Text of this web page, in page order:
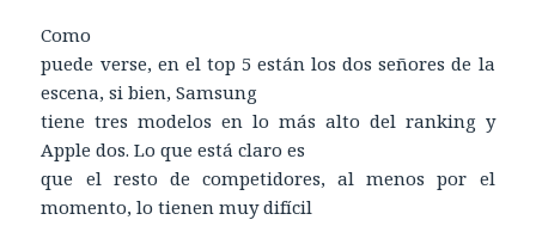
Como
puede verse, en el top 5 están los dos señores de la
escena, si bien, Samsung
tiene tres modelos en lo más alto del ranking y
Apple dos. Lo que está claro es
que el resto de competidores, al menos por el
momento, lo tienen muy difícil